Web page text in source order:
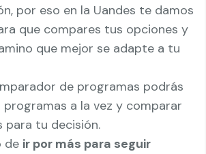
por eso en la Uandes te damos
que compares tus opciones y
que mejor se adapte a tu
de programas podrás
programas a la vez y comparar
para tu decisión.
de ir por más para seguir